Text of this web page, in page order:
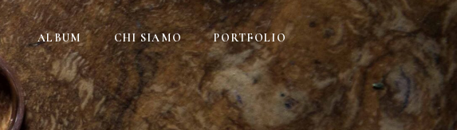
ALBUM CHI SIAMO PORTFOLIO